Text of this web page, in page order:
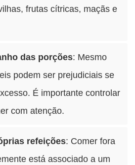
frutas cítricas, maçãs e
das porções: Mesmo
podem ser prejudiciais se
É importante controlar
com atenção.
refeições: Comer fora
está associado a um